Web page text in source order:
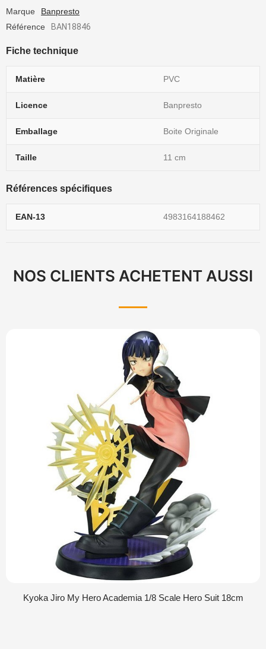
Marque
Banpresto
Référence
BAN18846
Fiche technique
Matière PVC
Licence Banpresto
Emballage Boite Originale
Taille 11 cm
Références spécifiques
EAN-13 4983164188462
NOS CLIENTS ACHETENT AUSSI
Kyoka Jiro My Hero Academia 1/8 Scale Hero Suit 18cm